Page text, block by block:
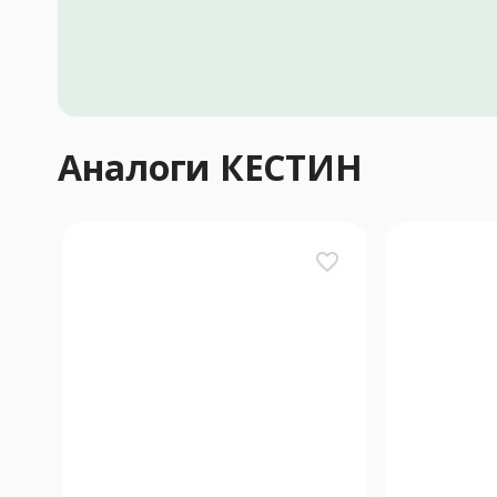
Аналоги КЕСТИН
favorite_border